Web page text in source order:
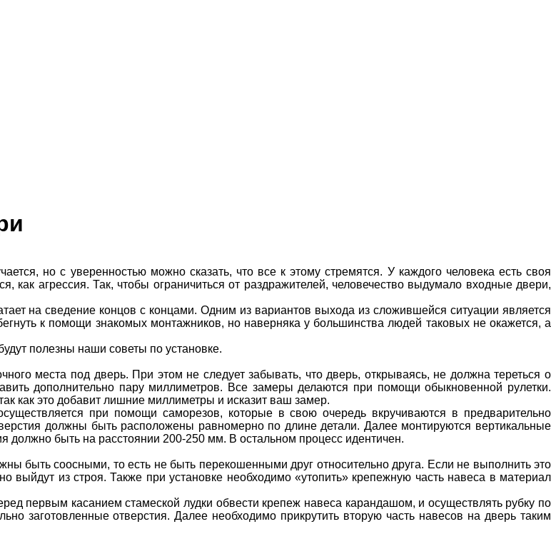
но с уверенностью можно сказать, что все к этому стремятся. У каждого человека есть своя
как агрессия. Так, чтобы ограничиться от раздражителей, человечество выдумало входные двери,
на сведение концов с концами. Одним из вариантов выхода из сложившейся ситуации является
к помощи знакомых монтажников, но наверняка у большинства людей таковых не окажется, а
полезны наши советы по установке.
места под дверь. При этом не следует забывать, что дверь, открываясь, не должна тереться о
дополнительно пару миллиметров. Все замеры делаются при помощи обыкновенной рулетки.
как это добавит лишние миллиметры и исказит ваш замер.
при помощи саморезов, которые в свою очередь вкручиваются в предварительно
должны быть расположены равномерно по длине детали. Далее монтируются вертикальные
должно быть на расстоянии 200-250 мм. В остальном процесс идентичен.
быть соосными, то есть не быть перекошенными друг относительно друга. Если не выполнить это
выйдут из строя. Также при установке необходимо «утопить» крепежную часть навеса в материал
первым касанием стамеской лудки обвести крепеж навеса карандашом, и осуществлять рубку по
заготовленные отверстия. Далее необходимо прикрутить вторую часть навесов на дверь таким